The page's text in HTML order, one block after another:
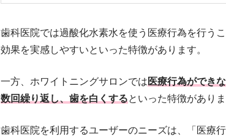
歯科医院では過酸化水素水を使う医療行為を行う
効果を実感しやすいといった特徴があります。
一方、ホワイトニングサロンでは 医療行為ができ
数回繰り返し、歯を白くするといった特徴がありま
歯科医院を利用するユーザーのニーズは、「医療